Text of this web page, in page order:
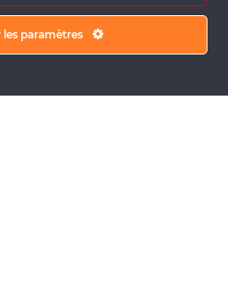
À NOTRE
INSCRIVANT À
les paramètres